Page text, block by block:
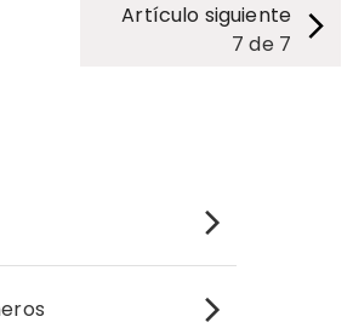
Artículo siguiente
7 de 7